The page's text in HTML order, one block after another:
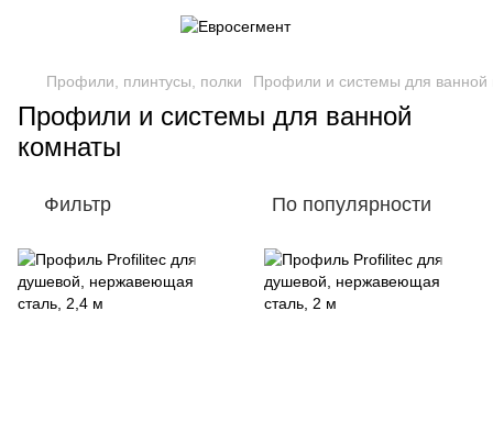
Профили, плинтусы, полки Профили и системы для ванной
Профили и системы для ванной
комнаты
Фильтр По популярности